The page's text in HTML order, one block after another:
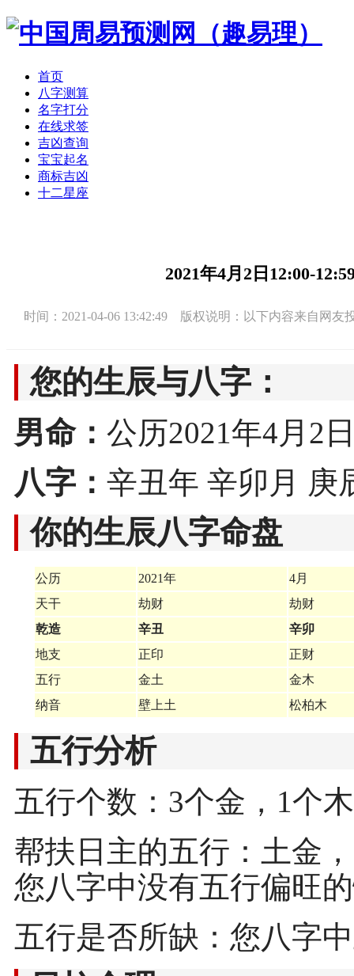
首页
八字测算
名字打分
在线求签
吉凶查询
宝宝起名
商标吉凶
十二星座
2021年4月2日12:00-
时间：2021-04-06 13:42:49 版权说明：以下内容来自网友
您的生辰与八字：
男命： 公历2021年4月2
八字： 辛丑年 辛卯月 庚
你的生辰八字命盘
公历 2021年
4月
天干
劫财
劫财
乾造
辛丑
辛卯
地支
正印
正财
五行
金土
金木
纳音
壁上土 松柏木
五行分析
五行个数：3个金，1个
帮扶日主的五行：土金
您八字中没有五行偏旺
五行是否所缺：您八字